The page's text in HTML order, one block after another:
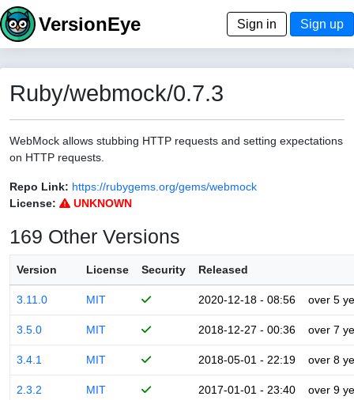
VersionEye Sign in Sign up
Ruby/webmock/0.7.3
WebMock allows stubbing HTTP requests and setting expectations
on HTTP requests.
Repo Link: https://rubygems.org/gems/webmock
License:
UNKNOWN
169 Other Versions
Version License Security Released
3.11.0 MIT 2020-12-18 - 08:56 over 5
3.5.0 MIT 2018-12-27 - 00:36 over 7
3.4.1 MIT 2018-05-01 - 22:19 over 8
2.3.2 MIT 2017-01-01 - 23:40 over 9